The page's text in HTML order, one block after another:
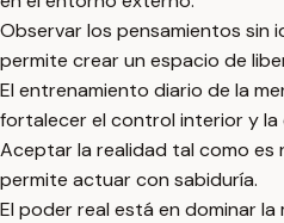
Observar los pensamientos sin
permite crear un espacio de
El entrenamiento diario de la
fortalecer el control interior y la
Aceptar la realidad tal como es
permite actuar con sabiduría.
El poder real está en dominar